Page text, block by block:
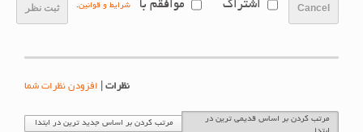
ثبت نظر Cancel اشتراک موافقم با شرایط و قوانین.
نظرات |افزودن نظرات شما
مرتب کردن بر اساس قدیمی ترین در
مرتب کردن بر اساس جدید ترین در ابتدا